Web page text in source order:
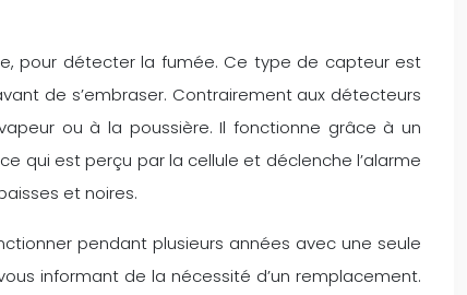
pour détecter la fumée. Ce type de capteur est
de s’embraser. Contrairement aux détecteurs
ou à la poussière. Il fonctionne grâce à un
qui est perçu par la cellule et déclenche l’alarme
et noires.
pendant plusieurs années avec une seule
informant de la nécessité d’un remplacement.